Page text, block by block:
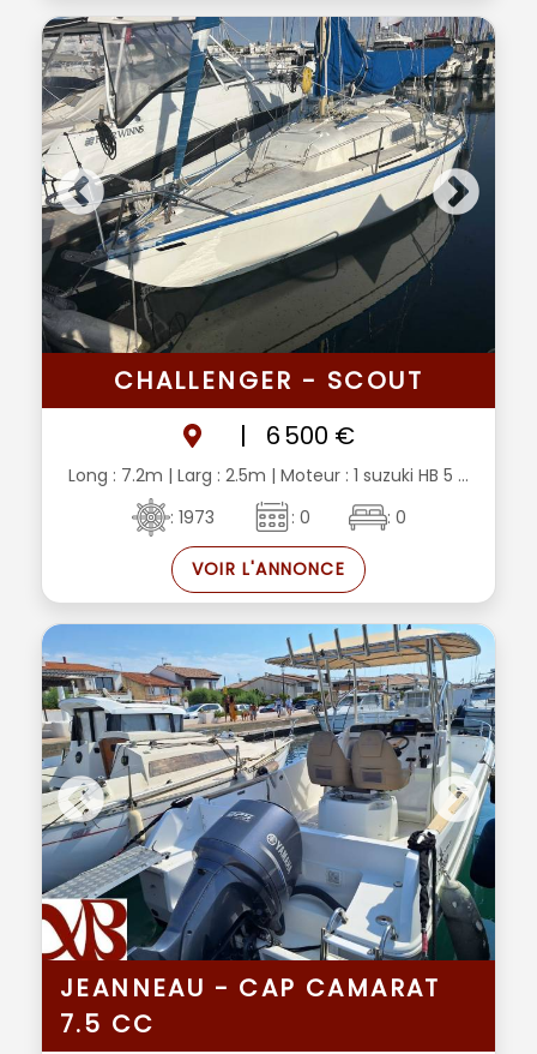
CHALLENGER - SCOUT
|
6 500 €
Long : 7.2m | Larg : 2.5m | Moteur : 1 suzuki HB 5 ...
: 1973
: 0 : 0
VOIR L'ANNONCE
JEANNEAU - CAP CAMARAT
7.5 CC